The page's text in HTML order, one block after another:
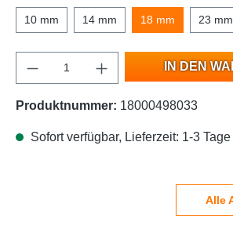
10 mm 14 mm 18 mm 23 mm
IN DEN
Produktnummer: 18000498033
Sofort verfügbar, Lieferzeit: 1-3 Tage
Alle